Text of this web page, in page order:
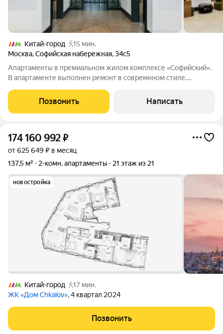
Китай-город
15 мин.
Москва,Софийская набережная,34с5
Апартаменты в премиальном жилом комплексе «Софийский».
В апартаменте выполнен ремонт в совремнном стиле.
гостиной, мастер-спальня со своей ванной и гардеробной
комнатами, гостевой санузел. В жилом
Позвонить Написать
174 160 992₽
от 625 649 ₽ в месяц
137,5 м²
2-комн. апартаменты 21 этаж из 21
новостройка
Китай-город
17 мин.
ЖК «Дом Chkalov», 4 квартал 2024
Позвонить